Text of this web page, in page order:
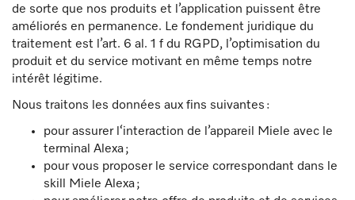
de sorte que nos produits et l’application puissent être
améliorés en permanence. Le fondement juridique du
traitement est l’art. 6 al. 1 f du RGPD, l’optimisation du
produit et du service motivant en même temps notre
intérêt légitime.
Nous traitons les données aux fins suivantes :
pour assurer l‘interaction de l’appareil Miele avec le
terminal Alexa ;
pour vous proposer le service correspondant dans le
skill Miele Alexa ;